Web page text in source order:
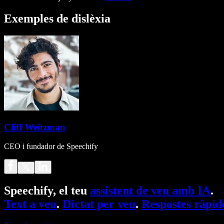
Exemples de dislèxia
Cliff Weitzman
CEO i fundador de Speechify
Speechify, el teu assistent de veu amb IA.
Text a veu. Dictat per veu. Respostes